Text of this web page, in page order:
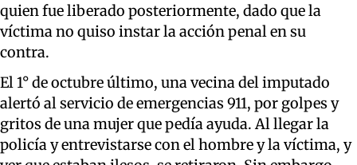
quien fue liberado posteriormente, dado que la
víctima no quiso instar la acción penal en su
contra.
El 1° de octubre último, una vecina del imputado
alertó al servicio de emergencias 911, por golpes y
gritos de una mujer que pedía ayuda. Al llegar la
policía y entrevistarse con el hombre y la víctima, y